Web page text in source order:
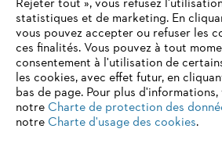
Rejeter tout », vous refusez
statistiques et de marketing. En
vous pouvez accepter ou refuser les
ces finalités. Vous pouvez à tout
consentement à l'utilisation de
les cookies, avec effet futur, en
bas de page. Pour plus
notre Charte de protection des
notre Charte d'usage des cookies.